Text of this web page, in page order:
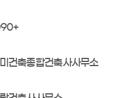
건축종합건축사사무소